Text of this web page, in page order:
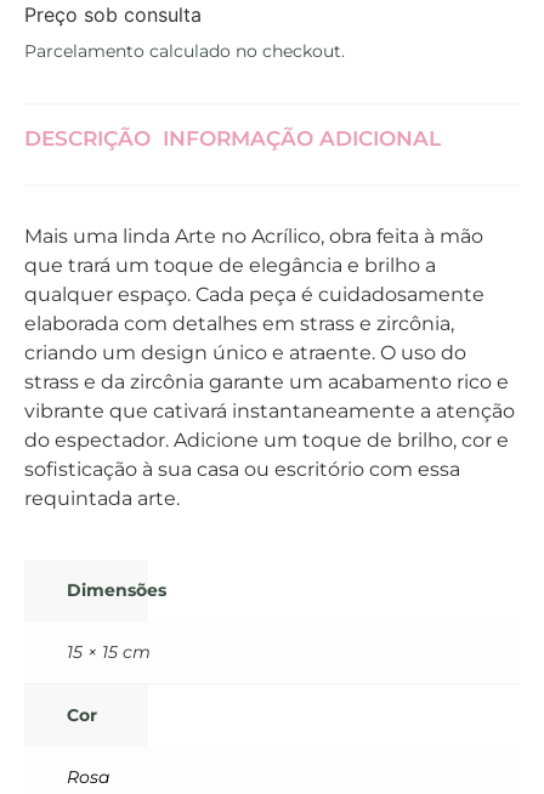
Preço sob consulta
Parcelamento calculado no checkout.
DESCRIÇÃO INFORMAÇÃO ADICIONAL
Mais uma linda Arte no Acrílico, obra feita à mão
que trará um toque de elegância e brilho a
qualquer espaço. Cada peça é cuidadosamente
elaborada com detalhes em strass e zircônia,
criando um design único e atraente. O uso do
strass e da zircônia garante um acabamento rico e
vibrante que cativará instantaneamente a atenção
do espectador. Adicione um toque de brilho, cor e
sofisticação à sua casa ou escritório com essa
requintada arte.
Dimensões
15 × 15 cm
Cor
Rosa